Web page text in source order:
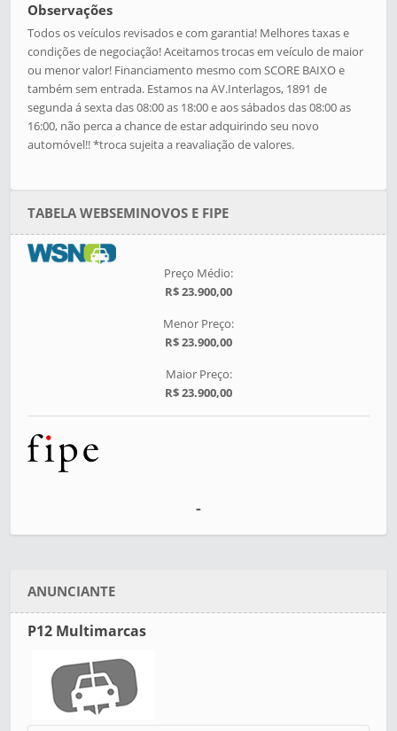
Observações
Todos os veículos revisados e com garantia! Melhores taxas e
condições de negociação! Aceitamos trocas em veículo de maior
ou menor valor! Financiamento mesmo com SCORE BAIXO e
também sem entrada. Estamos na AV.Interlagos, 1891 de
segunda á sexta das 08:00 as 18:00 e aos sábados das 08:00 as
16:00, não perca a chance de estar adquirindo seu novo
automóvel!! *troca sujeita a reavaliação de valores.
TABELA WEBSEMINOVOS E FIPE
Preço Médio:
R$ 23.900,00
Menor Preço:
R$ 23.900,00
Maior Preço:
R$ 23.900,00
-
ANUNCIANTE
P12 Multimarcas